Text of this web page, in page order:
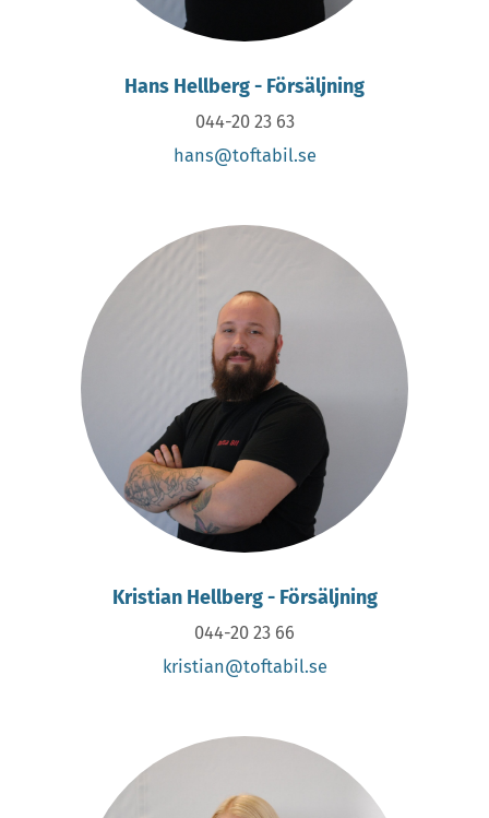
Hans Hellberg - Försäljning
044-20 23 63
hans@toftabil.se
Kristian Hellberg - Försäljning
044-20 23 66
kristian@toftabil.se